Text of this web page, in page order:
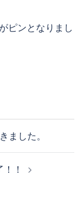
ピンとなりまし
ました。
！